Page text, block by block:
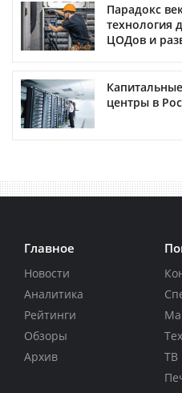
Парадокс
технология
ЦОДов и
центры в
Главное
Новости
Аналитика
Рейтинги
Обзоры
Архив
ТВ